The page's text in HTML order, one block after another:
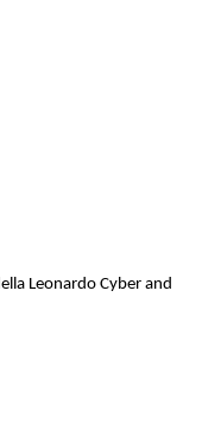
Leonardo Cyber and